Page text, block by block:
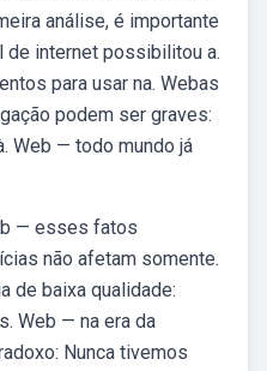
análise, é importante
de internet possibilitou a.
para usar na. Webas
podem ser graves:
Web — todo mundo já
— esses fatos
não afetam somente.
de baixa qualidade:
Web — na era da
Nunca tivemos